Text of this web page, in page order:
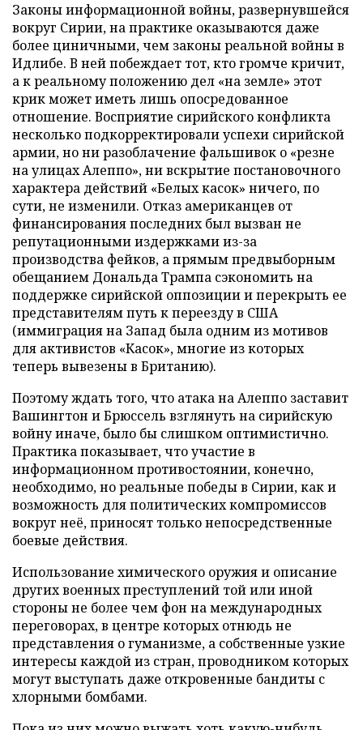
Законы информационной войны, развернувшейся
вокруг Сирии, на практике оказываются даже
более циничными, чем законы реальной войны в
Идлибе. В ней побеждает тот, кто громче кричит,
а к реальному положению дел «на земле» этот
крик может иметь лишь опосредованное
отношение. Восприятие сирийского конфликта
несколько подкорректировали успехи сирийской
армии, но ни разоблачение фальшивок о «резне
на улицах Алеппо», ни вскрытие постановочного
характера действий «Белых касок» ничего, по
сути, не изменили. Отказ американцев от
финансирования последних был вызван не
репутационными издержками из-за
производства фейков, а прямым предвыборным
обещанием Дональда Трампа сэкономить на
поддержке сирийской оппозиции и перекрыть ее
представителям путь к переезду в США
(иммиграция на Запад была одним из мотивов
для активистов «Касок», многие из которых
теперь вывезены в Британию).
Поэтому ждать того, что атака на Алеппо заставит
Вашингтон и Брюссель взглянуть на сирийскую
войну иначе, было бы слишком оптимистично.
Практика показывает, что участие в
информационном противостоянии, конечно,
необходимо, но реальные победы в Сирии, как и
возможность для политических компромиссов
вокруг неё, приносят только непосредственные
боевые действия.
Использование химического оружия и описание
других военных преступлений той или иной
стороны не более чем фон на международных
переговорах, в центре которых отнюдь не
представления о гуманизме, а собственные узкие
интересы каждой из стран, проводником которых
могут выступать даже откровенные бандиты с
хлорными бомбами.